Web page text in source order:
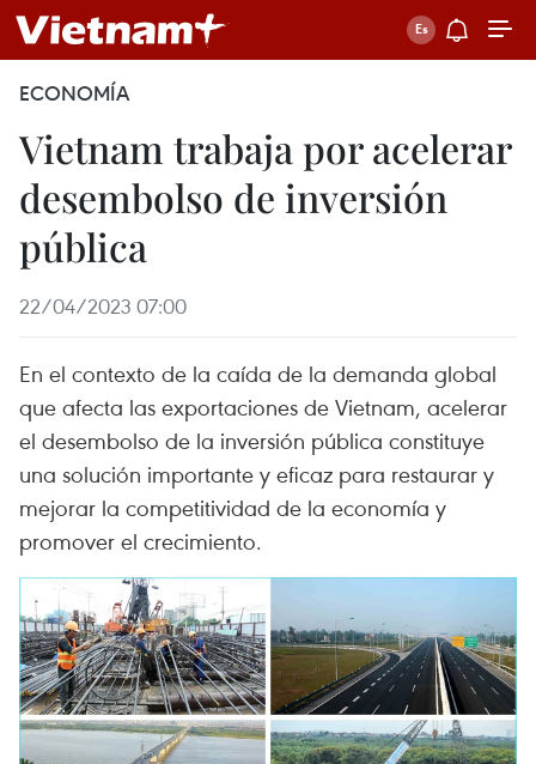
ECONOMÍA
Vietnam trabaja por acelerar
desembolso de inversión
pública
22/04/2023 07:00
En el contexto de la caída de la demanda global
que afecta las exportaciones de Vietnam, acelerar
el desembolso de la inversión pública constituye
una solución importante y eficaz para restaurar y
mejorar la competitividad de la economía y
promover el crecimiento.